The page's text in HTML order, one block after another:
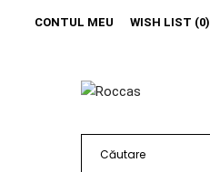
CONTUL MEU WISH LIST (0)